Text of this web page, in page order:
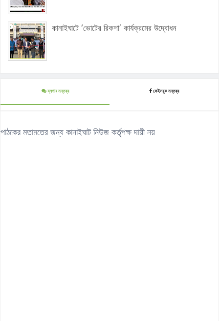
কানাইঘাটে ‘ভোটের রিকশা’ কার্যক্রমের উদ্বোধন
ব্লগার মন্তব্য ফেইসবুক মন্তব্য
পাঠকের মতামতের জন্য কানাইঘাট নিউজ কর্তৃপক্ষ দায়ী নয়